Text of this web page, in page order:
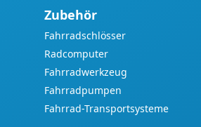
Zubehör
Fahrradschlösser
Radcomputer
Fahrradwerkzeug
Fahrradpumpen
Fahrrad-Transportsysteme